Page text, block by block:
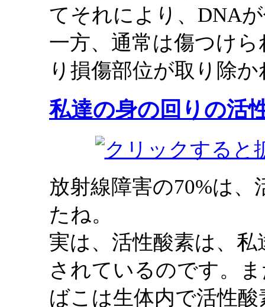
てそれにより、DNA
一方、通常は傷つけ
り損傷部位が取り除
私達の身の回りの活
放射線障害の70%は
たね。
実は、活性酸素は、
されているのです。
ばこは生体内で活性